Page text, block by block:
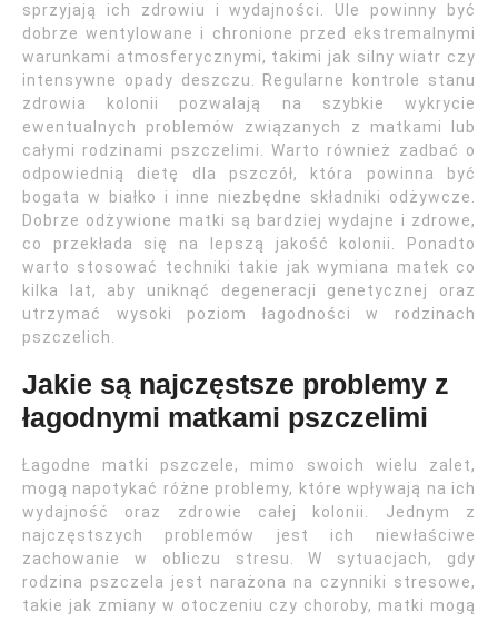
sprzyjają ich zdrowiu i wydajności. Ule powinny być
dobrze wentylowane i chronione przed ekstremalnymi
warunkami atmosferycznymi, takimi jak silny wiatr czy
intensywne opady deszczu. Regularne kontrole stanu
zdrowia kolonii pozwalają na szybkie wykrycie
ewentualnych problemów związanych z matkami lub
całymi rodzinami pszczelimi. Warto również zadbać o
odpowiednią dietę dla pszczół, która powinna być
bogata w białko i inne niezbędne składniki odżywcze.
Dobrze odżywione matki są bardziej wydajne i zdrowe,
co przekłada się na lepszą jakość kolonii. Ponadto
warto stosować techniki takie jak wymiana matek co
kilka lat, aby uniknąć degeneracji genetycznej oraz
utrzymać wysoki poziom łagodności w rodzinach
pszczelich.
Jakie są najczęstsze problemy z
łagodnymi matkami pszczelimi
Łagodne matki pszczele, mimo swoich wielu zalet,
mogą napotykać różne problemy, które wpływają na ich
wydajność oraz zdrowie całej kolonii. Jednym z
najczęstszych problemów jest ich niewłaściwe
zachowanie w obliczu stresu. W sytuacjach, gdy
rodzina pszczela jest narażona na czynniki stresowe,
takie jak zmiany w otoczeniu czy choroby, matki mogą